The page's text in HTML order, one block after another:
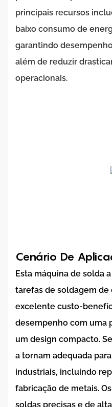
principais recursos
baixo consumo de
garantindo
além de reduzir
operacionais.
Cenário De
Esta máquina de solda
tarefas de soldagem de
excelente custo-
desempenho com uma
um design compacto.
a tornam adequada
industriais, incluindo
fabricação de metais.
soldas precisas e de